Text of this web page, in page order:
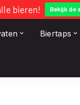
bieren! Bekijk de
Biertaps